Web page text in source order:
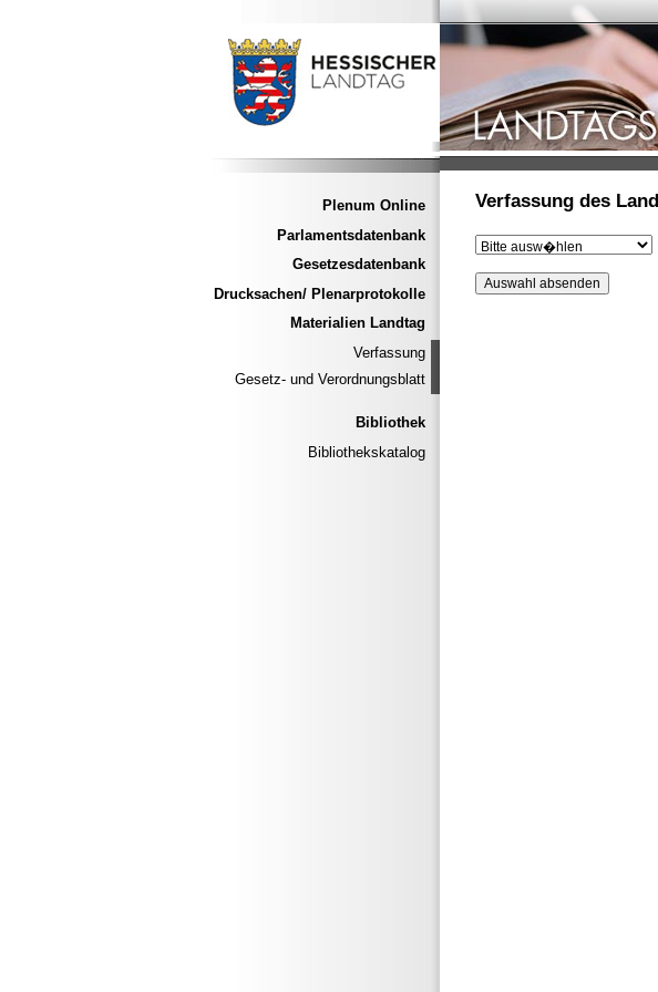
Plenum Online
Parlamentsdatenbank
Gesetzesdatenbank
Drucksachen/ Plenarprotokolle
Materialien Landtag
Verfassung
Gesetz- und Verordnungsblatt
Bibliothek
Bibliothekskatalog
Verfassung des